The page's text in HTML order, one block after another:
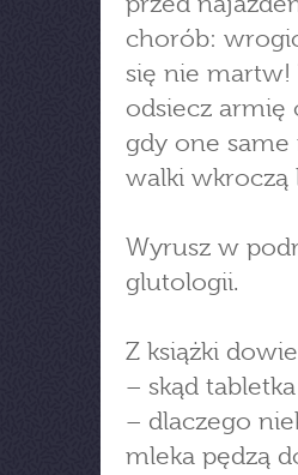
chorób:
się nie martw!
odsiecz armię
gdy one same
walki wkroczą
Wyrusz w
glutologii.
Z książki
– skąd
– dlaczego
mleka pędzą